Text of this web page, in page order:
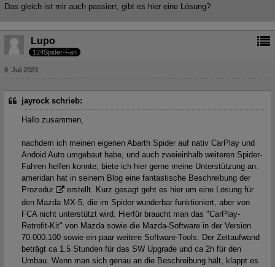
Das gleich ist mir auch passiert, gibt es hier eine Lösung?
Lupo
124Spider-Fan
8. Juli 2023
jayrock schrieb:
Hallo zusammen,
nachdem ich meinen eigenen Abarth Spider auf nativ CarPlay und
Andoid Auto umgebaut habe, und auch zweieinhalb weiteren Spider-
Fahren helfen konnte, biete ich hier gerne meine Unterstützung an.
ameridan hat in seinem Blog eine fantastische Beschreibung der
Prozedur
erstellt. Kurz gesagt geht es hier um eine Lösung für
den Mazda MX-5, die im Spider wunderbar funktioniert, aber von
FCA nicht unterstützt wird. Hierfür braucht man das "CarPlay-
Retrofit-Kit" von Mazda sowie die Mazda-Software in der Version
70.000.100 sowie ein paar weitere Software-Tools. Der Zeitaufwand
beträgt ca 1.5 Stunden für das SW Upgrade und ca 2h für den
Umbau. Wenn man sich genau an die Beschreibung hält, klappt es